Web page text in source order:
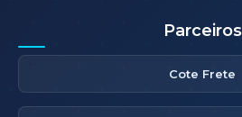
Parceiros
Cote Frete